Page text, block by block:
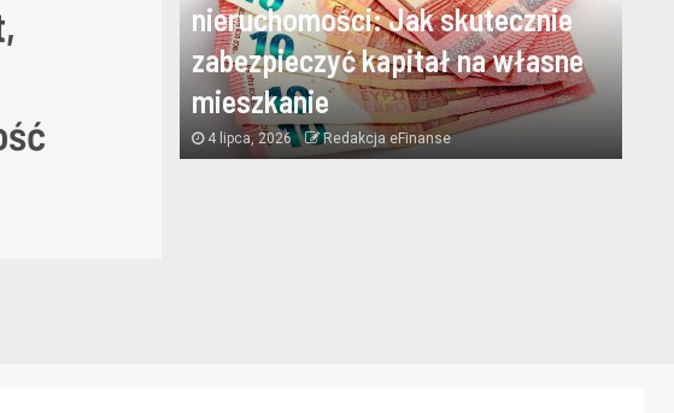
nieruchomości: Jak
zabezpieczyć kapitał na
mieszkanie
nieruchomości: Jak skutecznie
zabezpieczyć kapitał na własne
mieszkanie
4 lipca, 2026 Redakcja eFinanse